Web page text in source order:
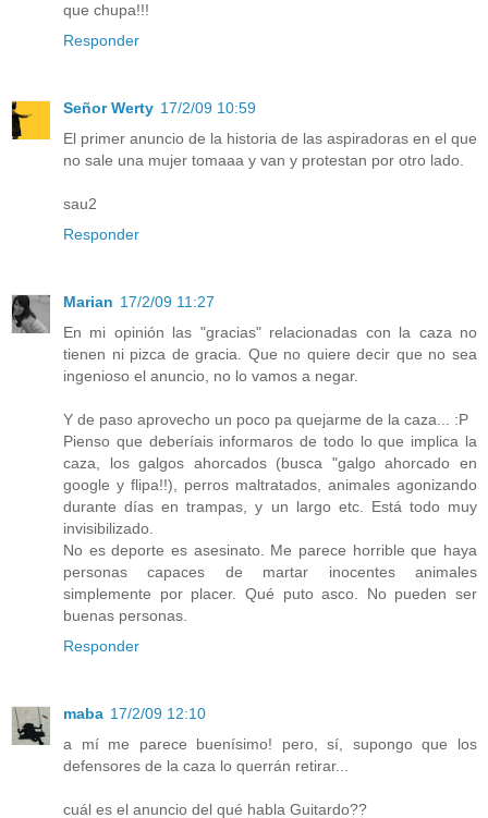
que chupa!!!
Responder
Señor Werty 17/2/09 10:59
El primer anuncio de la historia de las aspiradoras en el que
no sale una mujer tomaaa y van y protestan por otro lado.
sau2
Responder
Marian 17/2/09 11:27
En mi opinión las "gracias" relacionadas con la caza no
tienen ni pizca de gracia. Que no quiere decir que no sea
ingenioso el anuncio, no lo vamos a negar.
Y de paso aprovecho un poco pa quejarme de la caza... :P
Pienso que deberíais informaros de todo lo que implica la
caza, los galgos ahorcados (busca "galgo ahorcado en
google y flipa!!), perros maltratados, animales agonizando
durante días en trampas, y un largo etc. Está todo muy
invisibilizado.
No es deporte es asesinato. Me parece horrible que haya
personas capaces de martar inocentes animales
simplemente por placer. Qué puto asco. No pueden ser
buenas personas.
Responder
maba 17/2/09 12:10
a mí me parece buenísimo! pero, sí, supongo que los
defensores de la caza lo querrán retirar...
cuál es el anuncio del qué habla Guitardo??